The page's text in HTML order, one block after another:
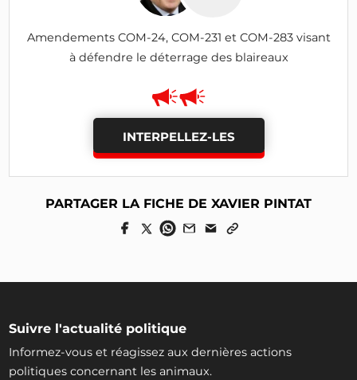
Amendements COM-24, COM-231 et COM-283 visant
à défendre le déterrage des blaireaux
INTERPELLEZ-LES
PARTAGER LA FICHE DE XAVIER PINTAT
Suivre l'actualité politique
Informez-vous et réagissez aux dernières actions
politiques concernant les animaux.